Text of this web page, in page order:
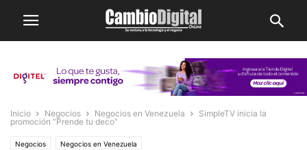
Inicio Negocios Negocios en Venezuela
SimpleTV inicia la
promoción “Prende tu deco”
Negocios Negocios en Venezuela